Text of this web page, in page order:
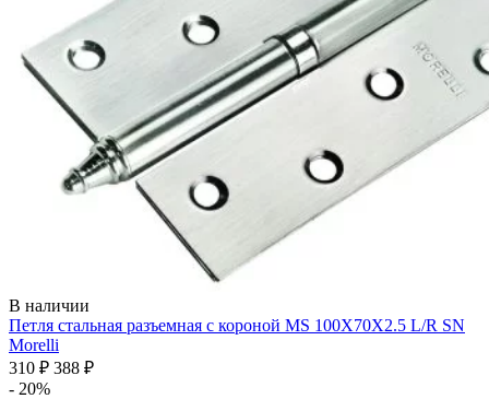
В наличии
Петля стальная разъемная с короной MS 100X70X2.5 L/R SN
Morelli
310 ₽ 388 ₽
- 20%